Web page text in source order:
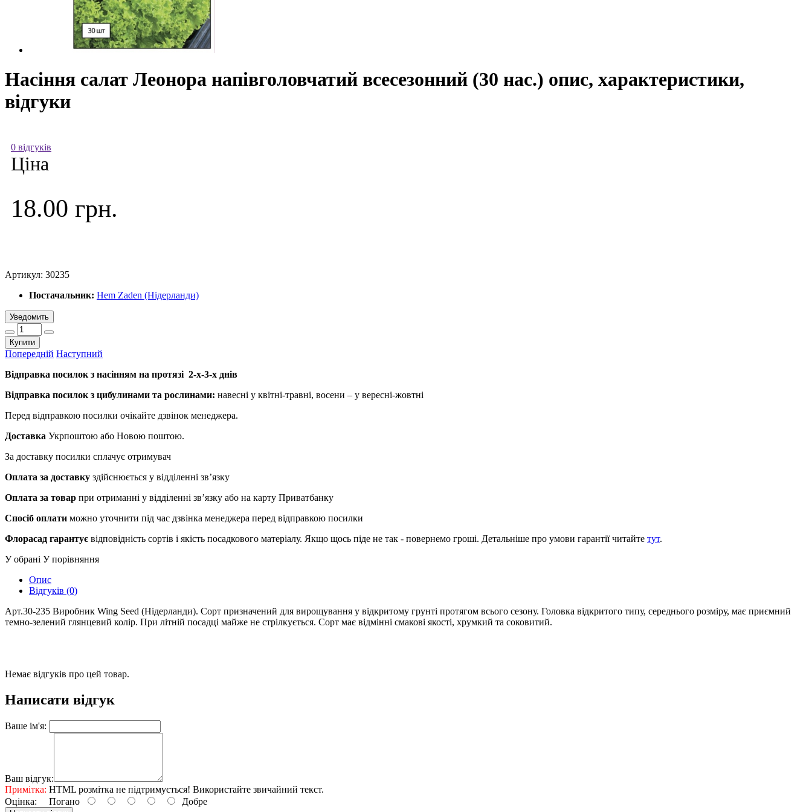
Насіння салат Леонора напівголовчатий всесезонний (30 нас.) опис, характеристики,
відгуки
0 відгуків
Ціна
18.00 грн.
Артикул: 30235
Постачальник: Hem Zaden (Нідерланди)
Уведомить
Купити
Попередній Наступний
Відправка посилок з насінням на протязі 2-х-3-х днів
Відправка посилок з цибулинами та рослинами: навесні у квітні-травні, восени – у вересні-жовтні
Перед відправкою посилки очікайте дзвінок менеджера.
Доставка Укрпоштою або Новою поштою.
За доставку посилки сплачує отримувач
Оплата за доставку здійснюється у відділенні зв’язку
Оплата за товар при отриманні у відділенні зв’язку або на карту Приватбанку
Спосіб оплати можно уточнити під час дзвінка менеджера перед відправкою посилки
Флорасад гарантує відповідність сортів і якість посадкового матеріалу. Якщо щось піде не так - повернемо гроші. Детальніше про умови гарантії читайте тут.
У обрані У порівняння
Опис
Відгуків (0)
Арт.30-235 Виробник Wing Seed (Нідерланди). Сорт призначений для вирощування у відкритому грунті протягом всього сезону. Головка відкритого типу, середнього розміру, має приємний
темно-зелений глянцевий колір. При літній посадці майже не стрілкується. Сорт має відмінні смакові якості, хрумкий та соковитий.
Немає відгуків про цей товар.
Написати відгук
Ваше ім'я:
Ваш відгук:
Примітка: HTML розмітка не підтримується! Використайте звичайний текст.
Оцінка: Погано Добре